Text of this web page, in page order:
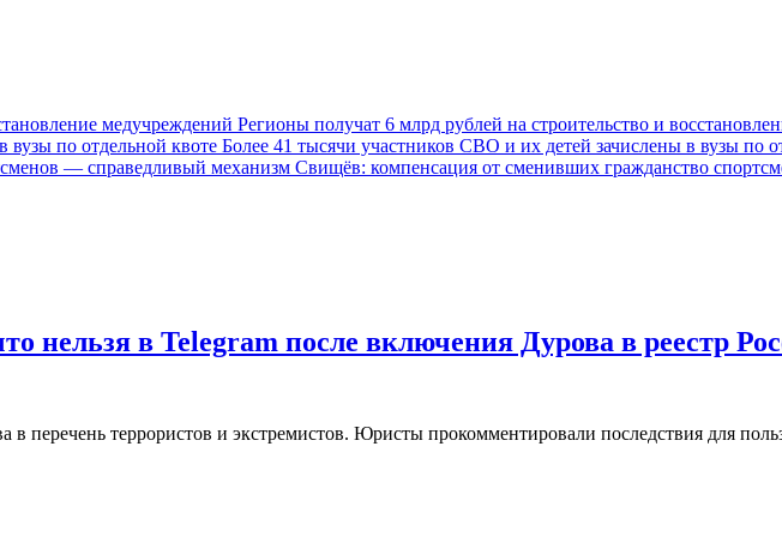
Регионы получат 6 млрд рублей на строительство и
Более 41 тысячи участников СВО и их детей зачислены в вузы по
Свищёв: компенсация от сменивших гражданство
нельзя в Telegram после включения Дурова в реестр
перечень террористов и экстремистов. Юристы прокомментировали последствия для